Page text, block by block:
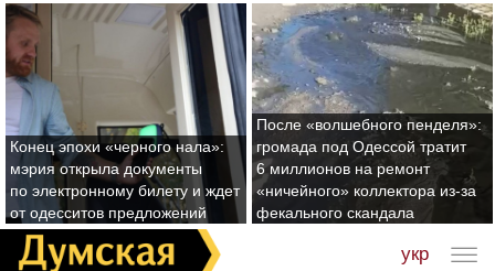
Конец эпохи «черного нала»:
мэрия открыла документы
по электронному билету и ждет
от одесситов предложений
После «волшебного пенделя»:
громада под Одессой тратит
6 миллионов на ремонт
«ничейного» коллектора из-за
фекального скандала
укр